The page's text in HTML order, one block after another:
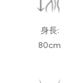
身長:
80cm